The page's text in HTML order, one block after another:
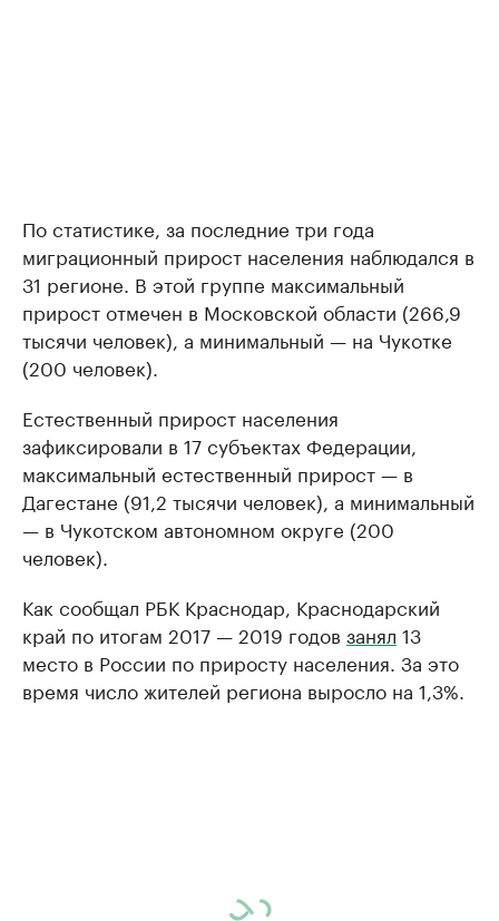
По статистике, за последние три года
миграционный прирост населения наблюдался в
31 регионе. В этой группе максимальный
прирост отмечен в Московской области (266,9
тысячи человек), а минимальный — на Чукотке
(200 человек).
Естественный прирост населения
зафиксировали в 17 субъектах Федерации,
максимальный естественный прирост — в
Дагестане (91,2 тысячи человек), а минимальный
— в Чукотском автономном округе (200
человек).
Как сообщал РБК Краснодар, Краснодарский
край по итогам 2017 — 2019 годов занял 13
место в России по приросту населения. За это
время число жителей региона выросло на 1,3%.